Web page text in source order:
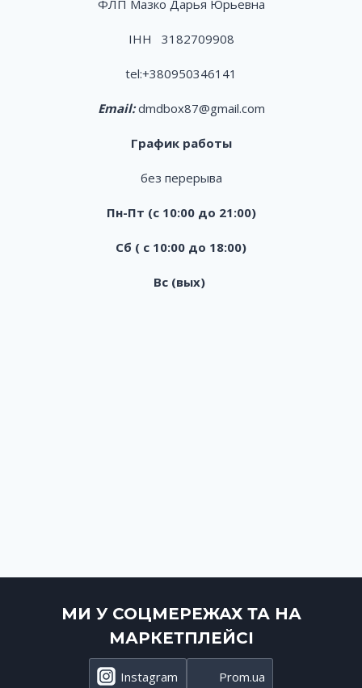
ФЛП Мазко Дарья Юрьевна
ІНН 3182709908
tel:+380950346141
Email:dmdbox87@gmail.com
График работы
без перерыва
Пн-Пт (с 10:00 до 21:00)
Сб ( с 10:00 до 18:00)
Вс (вых)
МИ У СОЦМЕРЕЖАХ ТА НА
МАРКЕТПЛЕЙСІ
Instagram Prom.ua